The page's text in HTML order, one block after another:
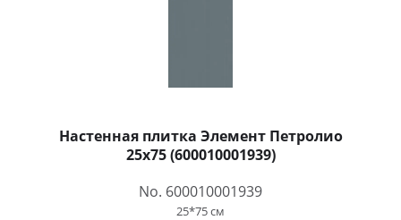
Настенная плитка Элемент Петролио
25x75 (600010001939)
No. 600010001939
25*75 см